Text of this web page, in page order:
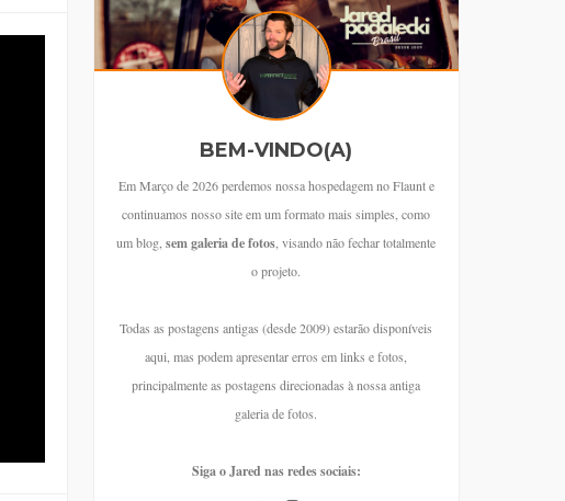
BEM-VINDO(A)
Em Março de 2026 perdemos nossa hospedagem no Flaunt e
continuamos nosso site em um formato mais simples, como
um blog,sem galeria de fotos, visando não fechar totalmente
o projeto.
Todas as postagens antigas (desde 2009) estarão disponíveis
aqui, mas podem apresentar erros em links e fotos,
principalmente as postagens direcionadas à nossa antiga
galeria de fotos.
Siga o Jared nas redes sociais: